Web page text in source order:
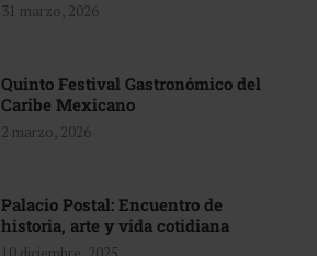
31 marzo, 2026
Quinto Festival Gastronómico del
Caribe Mexicano
2 marzo, 2026
Palacio Postal: Encuentro de
historia, arte y vida cotidiana